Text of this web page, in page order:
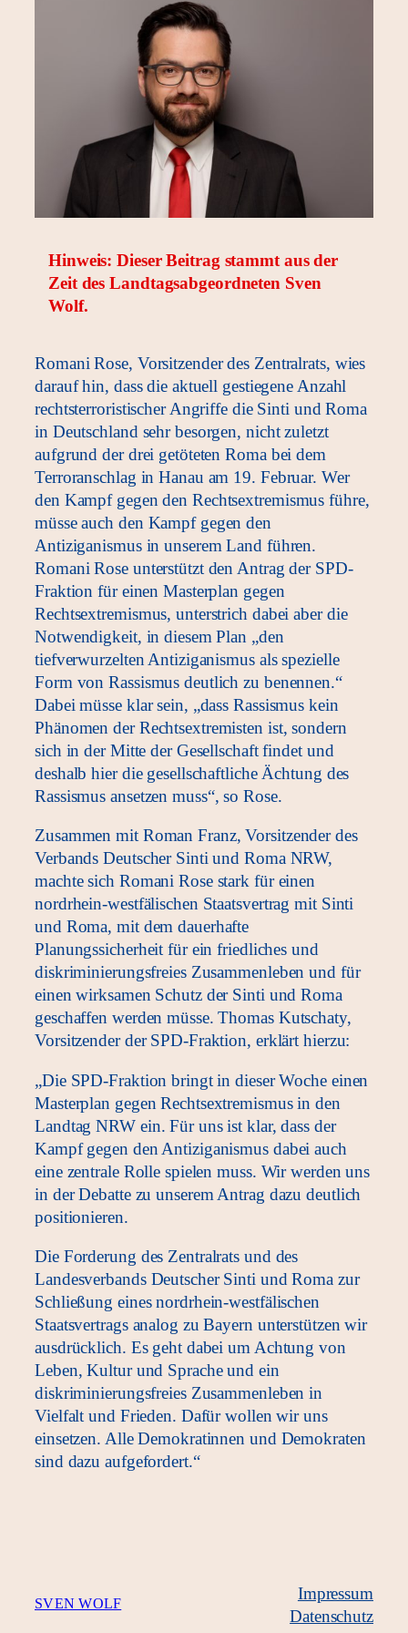
Hinweis: Dieser Beitrag stammt aus der
Zeit des Landtagsabgeordneten Sven
Wolf.
Romani Rose, Vorsitzender des Zentralrats, wies
darauf hin, dass die aktuell gestiegene Anzahl
rechtsterroristischer Angriffe die Sinti und Roma
in Deutschland sehr besorgen, nicht zuletzt
aufgrund der drei getöteten Roma bei dem
Terroranschlag in Hanau am 19. Februar. Wer
den Kampf gegen den Rechtsextremismus führe,
müsse auch den Kampf gegen den
Antiziganismus in unserem Land führen.
Romani Rose unterstützt den Antrag der SPD-
Fraktion für einen Masterplan gegen
Rechtsextremismus, unterstrich dabei aber die
Notwendigkeit, in diesem Plan „den
tiefverwurzelten Antiziganismus als spezielle
Form von Rassismus deutlich zu benennen.“
Dabei müsse klar sein, „dass Rassismus kein
Phänomen der Rechtsextremisten ist, sondern
sich in der Mitte der Gesellschaft findet und
deshalb hier die gesellschaftliche Ächtung des
Rassismus ansetzen muss“, so Rose.
Zusammen mit Roman Franz, Vorsitzender des
Verbands Deutscher Sinti und Roma NRW,
machte sich Romani Rose stark für einen
nordrhein-westfälischen Staatsvertrag mit Sinti
und Roma, mit dem dauerhafte
Planungssicherheit für ein friedliches und
diskriminierungsfreies Zusammenleben und für
einen wirksamen Schutz der Sinti und Roma
geschaffen werden müsse. Thomas Kutschaty,
Vorsitzender der SPD-Fraktion, erklärt hierzu:
„Die SPD-Fraktion bringt in dieser Woche einen
Masterplan gegen Rechtsextremismus in den
Landtag NRW ein. Für uns ist klar, dass der
Kampf gegen den Antiziganismus dabei auch
eine zentrale Rolle spielen muss. Wir werden uns
in der Debatte zu unserem Antrag dazu deutlich
positionieren.
Die Forderung des Zentralrats und des
Landesverbands Deutscher Sinti und Roma zur
Schließung eines nordrhein-westfälischen
Staatsvertrags analog zu Bayern unterstützen wir
ausdrücklich. Es geht dabei um Achtung von
Leben, Kultur und Sprache und ein
diskriminierungsfreies Zusammenleben in
Vielfalt und Frieden. Dafür wollen wir uns
einsetzen. Alle Demokratinnen und Demokraten
sind dazu aufgefordert.“
SVEN WOLF
Impressum
Datenschutz